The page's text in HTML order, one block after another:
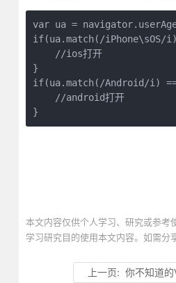
var ua =
if(ua.match(/
    //ios打开
}
if(ua.match(/Android/i)
    //android打开
}
本文内容仅供个人学习、研究或参考
学习研究目的使用本文内容。如需分
上一页: 你不知道